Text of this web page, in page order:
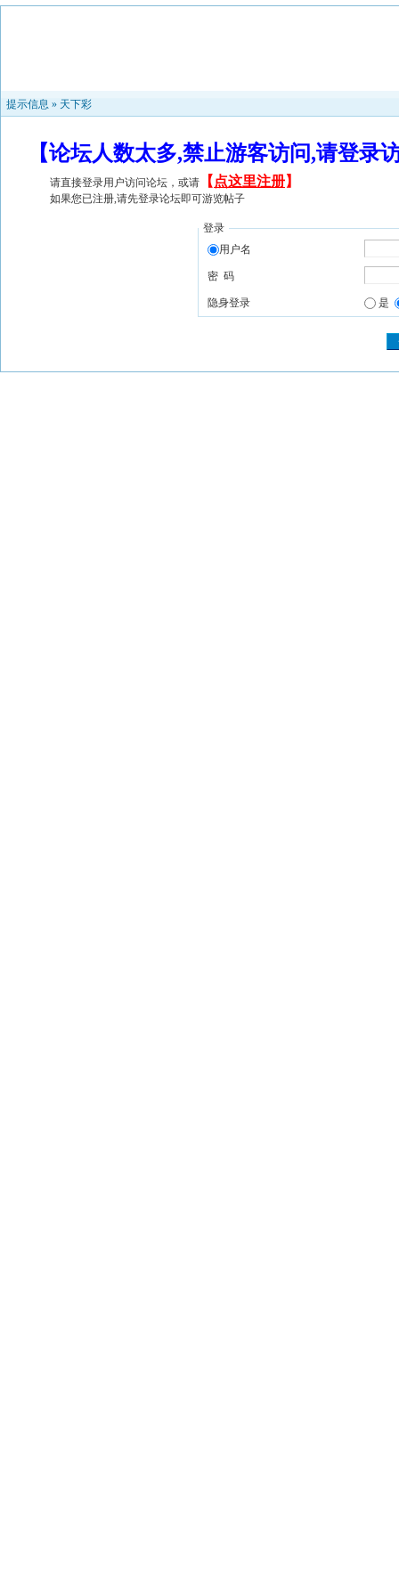
提示信息 » 天下彩
【论坛人数太多,禁止游客访问,请登
请直接登录用户访问论坛，或请 【 点这里注册】
如果您已注册,请先登录论坛即可游览帖子
登录
用户名
密 码
隐身登录 是